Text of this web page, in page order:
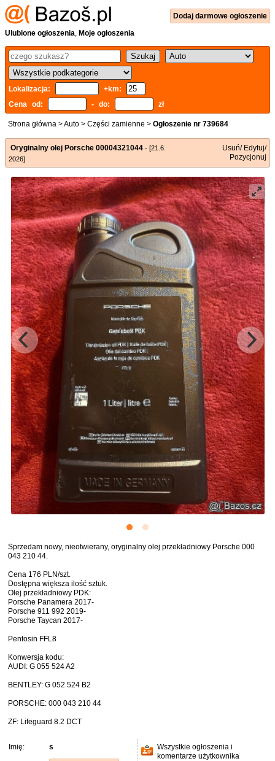
Dodaj darmowe ogłoszenie
Ulubione ogłoszenia, Moje ogłoszenia
Lokalizacja:
+km:
Cena od:
- do: zł
Strona główna >Auto > Części zamienne > Ogłoszenie nr 739684
Oryginalny olej Porsche 00004321044 - [21.6.
2026]
Usuń/ Edytuj/
Pozycjonuj
Sprzedam nowy, nieotwierany, oryginalny olej przekładniowy Porsche 000
043 210 44.
Cena 176 PLN/szt.
Dostępna większa ilość sztuk.
Olej przekładniowy PDK:
Porsche Panamera 2017-
Porsche 911 992 2019-
Porsche Taycan 2017-
Pentosin FFL8
Konwersja kodu:
AUDI: G 055 524 A2
BENTLEY: G 052 524 B2
PORSCHE: 000 043 210 44
ZF: Lifeguard 8.2 DCT
Imię: s
Wszystkie ogłoszenia i
komentarze użytkownika